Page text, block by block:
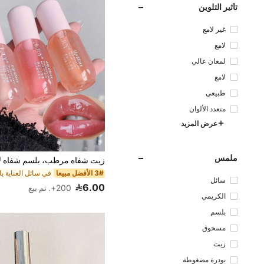
تأثير التلوين
غير لامع
لامع
لمعان عالي
لامع
طبيعي
متعدد الألوان
عرض المزيد
ملمس
سائل
الكريمي
بلسم
مسحوق
زيت
بودرة مضغوطة
3# الأفضل مبيعا في سائل العناية
6.00 200+. تم بيع